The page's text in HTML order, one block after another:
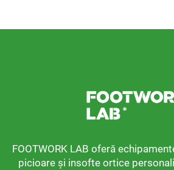
FOOTWORK LAB oferă
picioare și insofte ortice